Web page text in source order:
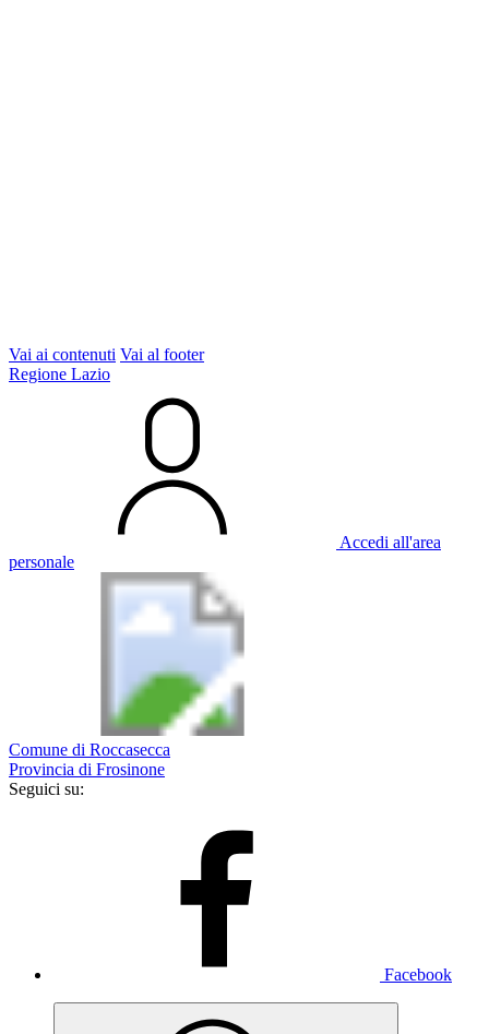
Vai ai contenuti Vai al footer
Regione Lazio
Accedi all'area
personale
Comune di Roccasecca
Provincia di Frosinone
Seguici su:
Facebook